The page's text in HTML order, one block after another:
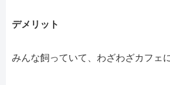
デメリット
みんな飼っていて、わざわざカフェ